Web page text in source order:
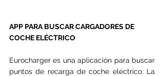
APP PARA BUSCAR CARGADORES DE
COCHE ELÉCTRICO
Eurocharger es una aplicación para buscar
puntos de recarga de coche eléctrico. La